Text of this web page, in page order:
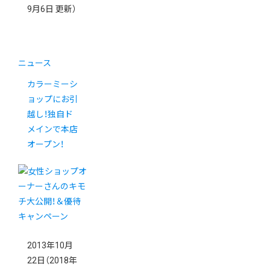
9月6日 更新）
ニュース
カラーミーシ
ョップにお引
越し！独自ド
メインで本店
オープン！
2013年10月
22日 （2018年